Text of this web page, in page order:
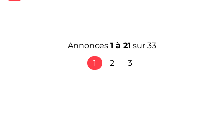
Annonces 1 à 21 sur 33
1
2 3